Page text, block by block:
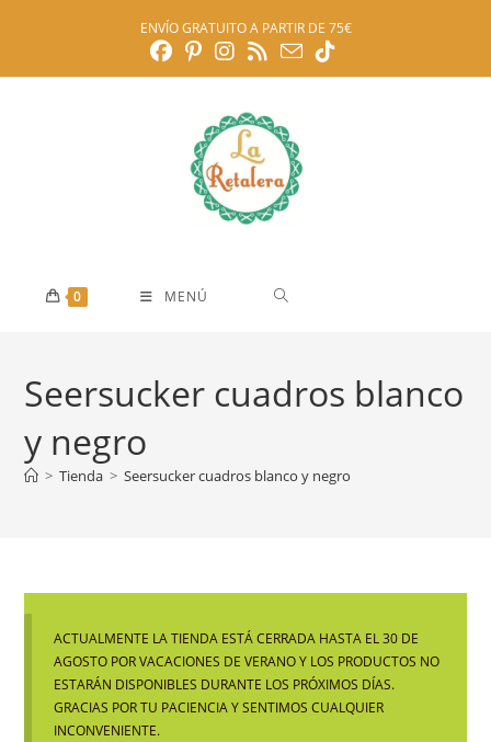
ENVÍO GRATUITO A PARTIR DE 75€
0 MENÚ
Seersucker cuadros blanco
y negro
> Tienda > Seersucker cuadros blanco y negro
ACTUALMENTE LA TIENDA ESTÁ CERRADA HASTA EL 30 DE
AGOSTO POR VACACIONES DE VERANO Y LOS PRODUCTOS NO
ESTARÁN DISPONIBLES DURANTE LOS PRÓXIMOS DÍAS.
GRACIAS POR TU PACIENCIA Y SENTIMOS CUALQUIER
INCONVENIENTE.